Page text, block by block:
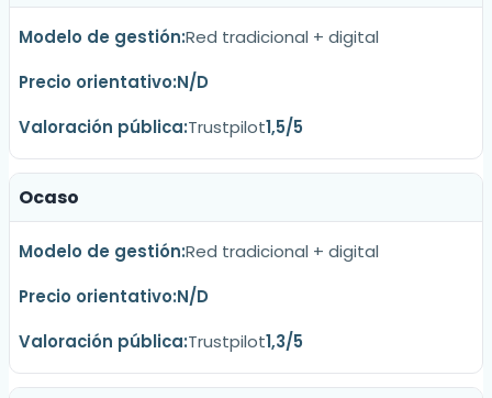
Red tradicional + digital
N/D
Trustpilot1,5/5
Ocaso
Red tradicional + digital
N/D
Trustpilot1,3/5